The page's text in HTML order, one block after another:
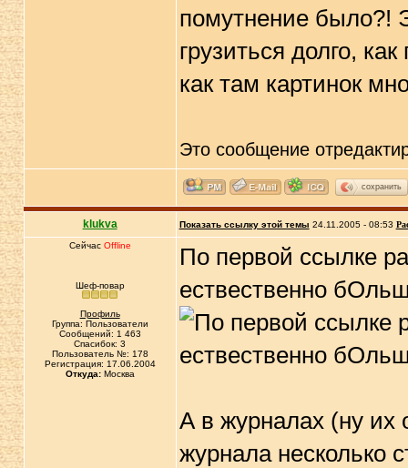
помутнение было?!
грузиться долго,
как там картинок
Это сообщение
сохранить
klukva Показать ссылку этой темы 24.11.2005 - 08:53
Сейчас Offline
Шеф-повар
Профиль
Группа: Пользователи
Сообщений: 1 463
Спасибок: 3
Пользователь №: 178
Регистрация: 17.06.2004
Откуда:Москва
По первой ссылке
ествественно
А в журналах (ну их
журнала несколько